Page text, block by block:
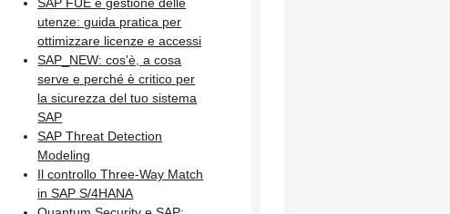
SAP FUE e gestione delle
utenze: guida pratica per
ottimizzare licenze e accessi
SAP_NEW: cos'è, a cosa
serve e perché è critico per
la sicurezza del tuo sistema
SAP
SAP Threat Detection
Modeling
Il controllo Three-Way Match
in SAP S/4HANA